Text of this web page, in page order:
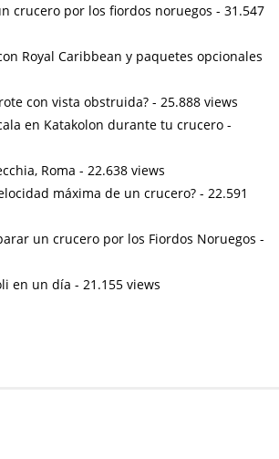
crucero por los fiordos noruegos - 31.547
Royal Caribbean y paquetes opcionales
con vista obstruida? - 25.888 views
en Katakolon durante tu crucero -
Roma - 22.638 views
máxima de un crucero? - 22.591
un crucero por los Fiordos Noruegos -
en un día - 21.155 views